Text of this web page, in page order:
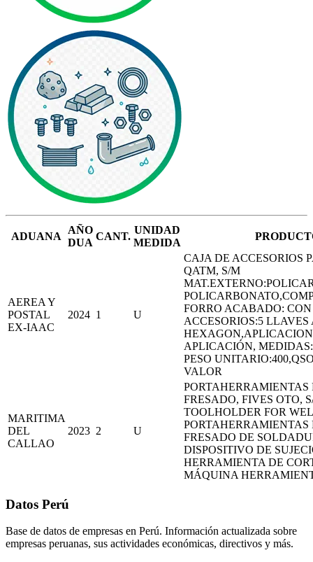
ADUANA
AÑO
DUA
CANT.
UNIDAD
MEDIDA
AEREA Y
POSTAL
EX-IAAC
2024 1 U
CAJA DE ACCESORIOS
QATM, S/M
FORRO ACABADO:
ACCESORIOS:5
APLICACIÓN,
PESO
VALOR
MARITIMA
DEL
CALLAO
2023 2 U
PORTAHERRAMIENTAS
FRESADO, FIVES OTO,
TOOLHOLDER FOR
PORTAHERRAMIENTAS
FRESADO DE
DISPOSITIVO DE
HERRAMIENTA DE
MÁQUINA
Datos Perú
Base de datos de empresas en Perú. Información actualizada sobre
empresas peruanas, sus actividades económicas, directivos y más.